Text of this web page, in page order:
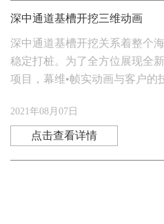
深中通道基槽开挖三维动画
深中通道基槽开挖关系着整个
稳定打桩。为了全方位展现全
项目，幕维•帧实动画与客户的
龙”号等工程船只的作业情况。
2021年08月07日
点击查看详情